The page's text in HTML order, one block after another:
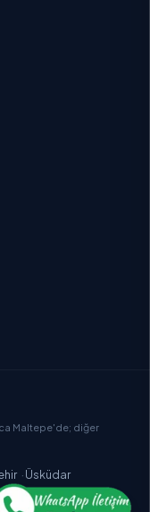
Maltepe'de; diğer
·Üsküdar